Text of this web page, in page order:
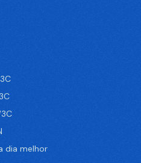
dia melhor